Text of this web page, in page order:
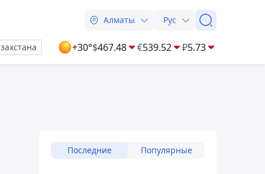
Алматы Рус
+30°$467.48 €539.52 ₽5.73
Последние Популярные